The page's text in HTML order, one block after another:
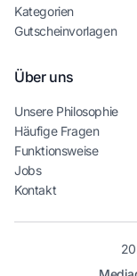
Kategorien
Gutscheinvorlagen
Über uns
Unsere Philosophie
Häufige Fragen
Funktionsweise
Jobs
Kontakt